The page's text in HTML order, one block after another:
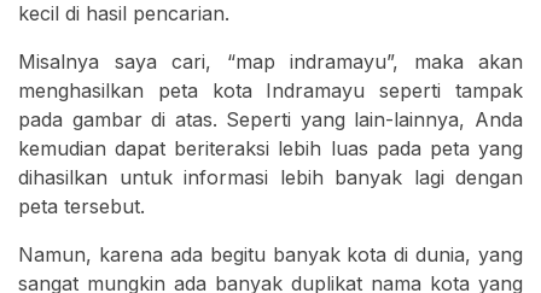
kecil di hasil pencarian.
Misalnya saya cari, “map indramayu”, maka akan
menghasilkan peta kota Indramayu seperti tampak
pada gambar di atas. Seperti yang lain-lainnya, Anda
kemudian dapat beriteraksi lebih luas pada peta yang
dihasilkan untuk informasi lebih banyak lagi dengan
peta tersebut.
Namun, karena ada begitu banyak kota di dunia, yang
sangat mungkin ada banyak duplikat nama kota yang